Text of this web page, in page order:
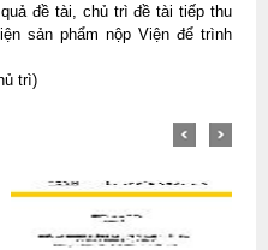
đề tài, chủ trì đề tài tiếp thu
sản phẩm nộp Viện để trình
trì)